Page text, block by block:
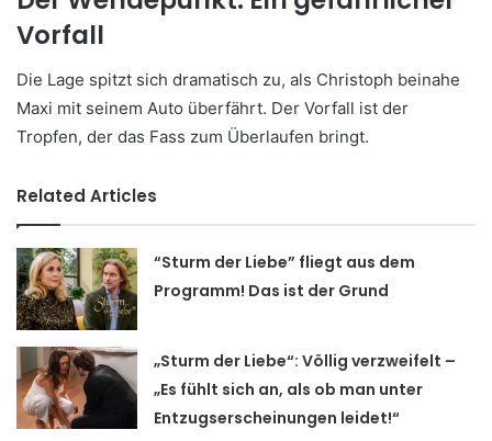
Vorfall
Die Lage spitzt sich dramatisch zu, als Christoph beinahe
Maxi mit seinem Auto überfährt. Der Vorfall ist der
Tropfen, der das Fass zum Überlaufen bringt.
Related Articles
“Sturm der Liebe” fliegt aus dem
Programm! Das ist der Grund
„Sturm der Liebe“: Völlig verzweifelt –
„Es fühlt sich an, als ob man unter
Entzugserscheinungen leidet!“